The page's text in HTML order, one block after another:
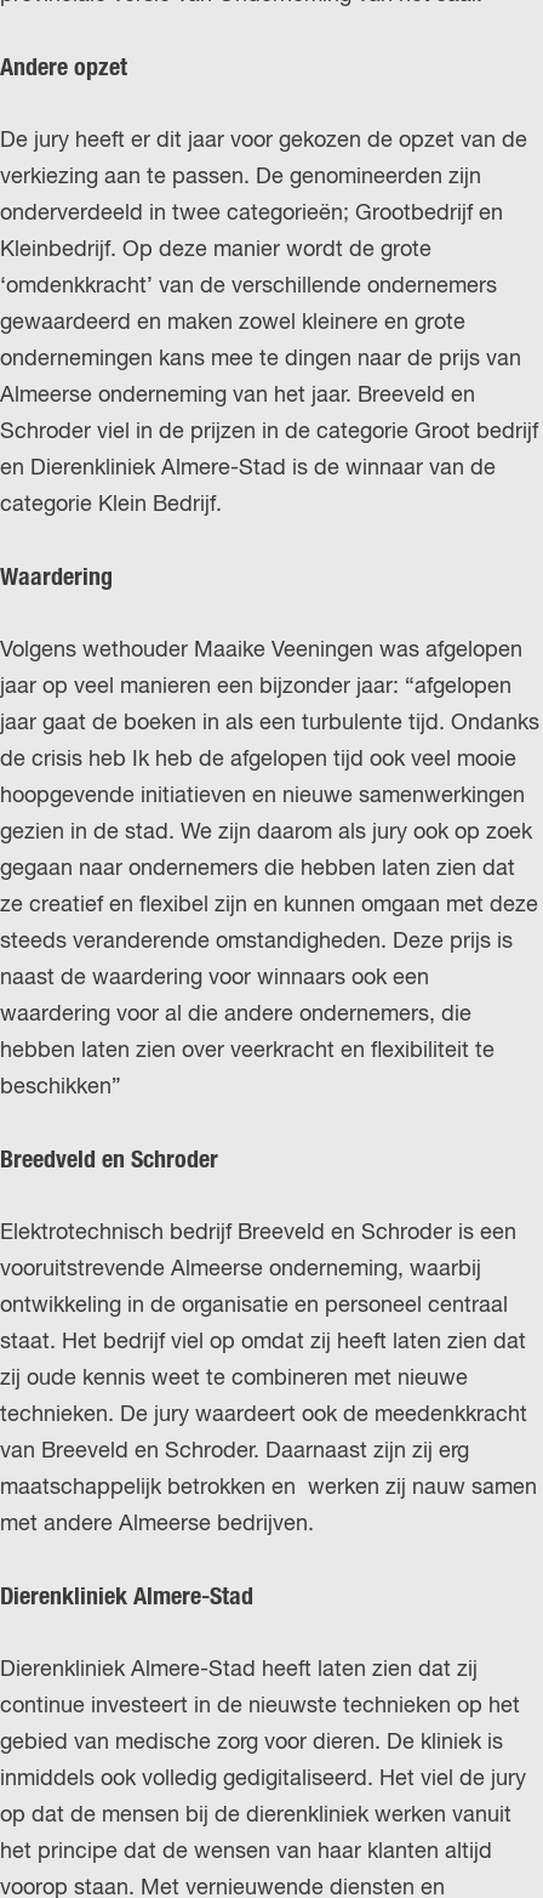
Andere opzet
De jury heeft er dit jaar voor gekozen de opzet van de
verkiezing aan te passen. De genomineerden zijn
onderverdeeld in twee categorieën; Grootbedrijf en
Kleinbedrijf. Op deze manier wordt de grote
‘omdenkkracht’ van de verschillende ondernemers
gewaardeerd en maken zowel kleinere en grote
ondernemingen kans mee te dingen naar de prijs van
Almeerse onderneming van het jaar. Breeveld en
Schroder viel in de prijzen in de categorie Groot bedrijf
en Dierenkliniek Almere-Stad is de winnaar van de
categorie Klein Bedrijf.
Waardering
Volgens wethouder Maaike Veeningen was afgelopen
jaar op veel manieren een bijzonder jaar: “afgelopen
jaar gaat de boeken in als een turbulente tijd. Ondanks
de crisis heb Ik heb de afgelopen tijd ook veel mooie
hoopgevende initiatieven en nieuwe samenwerkingen
gezien in de stad. We zijn daarom als jury ook op zoek
gegaan naar ondernemers die hebben laten zien dat
ze creatief en flexibel zijn en kunnen omgaan met deze
steeds veranderende omstandigheden. Deze prijs is
naast de waardering voor winnaars ook een
waardering voor al die andere ondernemers, die
hebben laten zien over veerkracht en flexibiliteit te
beschikken”
Breedveld en Schroder
Elektrotechnisch bedrijf Breeveld en Schroder is een
vooruitstrevende Almeerse onderneming, waarbij
ontwikkeling in de organisatie en personeel centraal
staat. Het bedrijf viel op omdat zij heeft laten zien dat
zij oude kennis weet te combineren met nieuwe
technieken. De jury waardeert ook de meedenkkracht
van Breeveld en Schroder. Daarnaast zijn zij erg
maatschappelijk betrokken en werken zij nauw samen
met andere Almeerse bedrijven.
Dierenkliniek Almere-Stad
Dierenkliniek Almere-Stad heeft laten zien dat zij
continue investeert in de nieuwste technieken op het
gebied van medische zorg voor dieren. De kliniek is
inmiddels ook volledig gedigitaliseerd. Het viel de jury
op dat de mensen bij de dierenkliniek werken vanuit
het principe dat de wensen van haar klanten altijd
voorop staan. Met vernieuwende diensten en